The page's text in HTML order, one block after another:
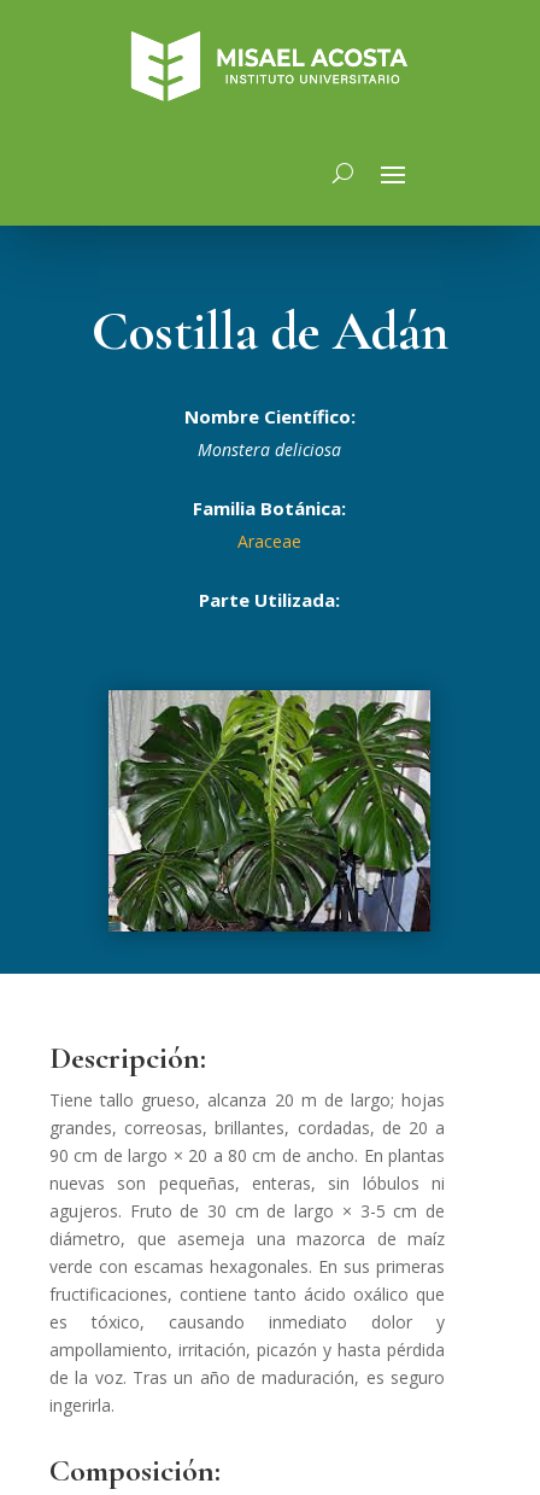
Costilla de Adán
Nombre Científico:
Monstera deliciosa
Familia Botánica:
Araceae
Parte Utilizada:
Descripción:
Tiene tallo grueso, alcanza 20 m de largo; hojas
grandes, correosas, brillantes, cordadas, de 20 a
90 cm de largo × 20 a 80 cm de ancho. En plantas
nuevas son pequeñas, enteras, sin lóbulos ni
agujeros. Fruto de 30 cm de largo × 3-5 cm de
diámetro, que asemeja una mazorca de maíz
verde con escamas hexagonales. En sus primeras
fructificaciones, contiene tanto ácido oxálico que
es tóxico, causando inmediato dolor y
ampollamiento, irritación, picazón y hasta pérdida
de la voz. Tras un año de maduración, es seguro
ingerirla.
Composición: